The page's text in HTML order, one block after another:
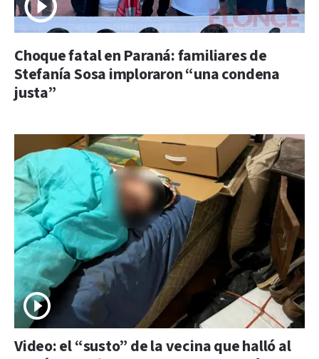
Choque fatal en Paraná: familiares de
Stefanía Sosa imploraron “una condena
justa”
Video: el “susto” de la vecina que halló al